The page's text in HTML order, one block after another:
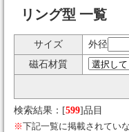
リング型 一覧
サイズ 外径
磁石材質
検索結果：[599]品目
※下記一覧に掲載されてい